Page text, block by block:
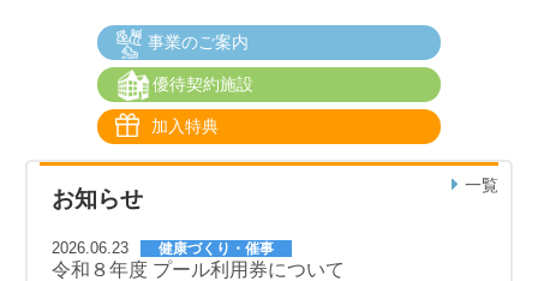
事業のご案内
優待契約施設
加入特典
お知らせ
一覧
2026.06.23 健康づくり・催事
令和８年度 プール利用券について